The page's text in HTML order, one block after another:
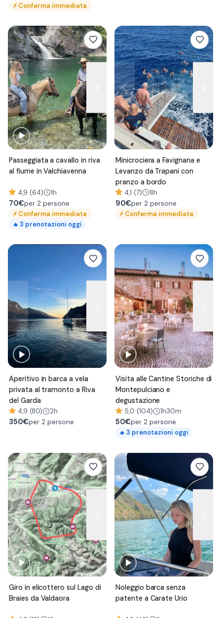
⚡Conferma immediata
Passeggiata a cavallo in riva
al fiume in Valchiavenna
4,9 (64) 1h
70€per 2 persone
⚡Conferma immediata
🔥 3 prenotazioni oggi
Minicrociera a Favignana e
Levanzo da Trapani con
pranzo a bordo
4,1 (7) 8h
90€per 2 persone
⚡Conferma immediata
Aperitivo in barca a vela
privata al tramonto a Riva
del Garda
4,9 (80) 2h
350€per 2 persone
Visita alle Cantine Storiche di
Montepulciano e
degustazione
5,0 (104) 1h30m
50€per 2 persone
🔥 3 prenotazioni oggi
Giro in elicottero sul Lago di
Braies da Valdaora
Noleggio barca senza
patente a Carate Urio